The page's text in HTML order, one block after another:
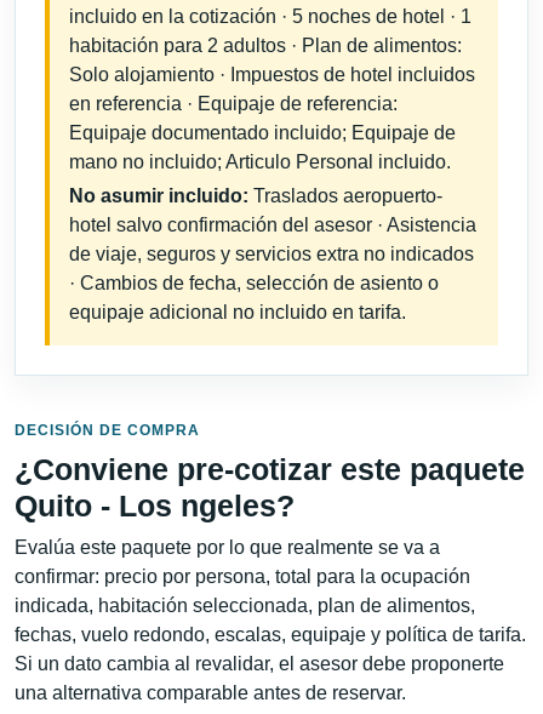
incluido en la cotización · 5 noches de hotel · 1
habitación para 2 adultos · Plan de alimentos:
Solo alojamiento · Impuestos de hotel incluidos
en referencia · Equipaje de referencia:
Equipaje documentado incluido; Equipaje de
mano no incluido; Articulo Personal incluido.
No asumir incluido: Traslados aeropuerto-
hotel salvo confirmación del asesor · Asistencia
de viaje, seguros y servicios extra no indicados
· Cambios de fecha, selección de asiento o
equipaje adicional no incluido en tarifa.
DECISIÓN DE COMPRA
¿Conviene pre-cotizar este paquete
Quito - Los ngeles?
Evalúa este paquete por lo que realmente se va a
confirmar: precio por persona, total para la ocupación
indicada, habitación seleccionada, plan de alimentos,
fechas, vuelo redondo, escalas, equipaje y política de tarifa.
Si un dato cambia al revalidar, el asesor debe proponerte
una alternativa comparable antes de reservar.